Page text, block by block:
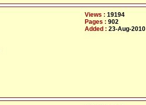
Views : 19194
Pages : 902
Added : 23-Aug-2010